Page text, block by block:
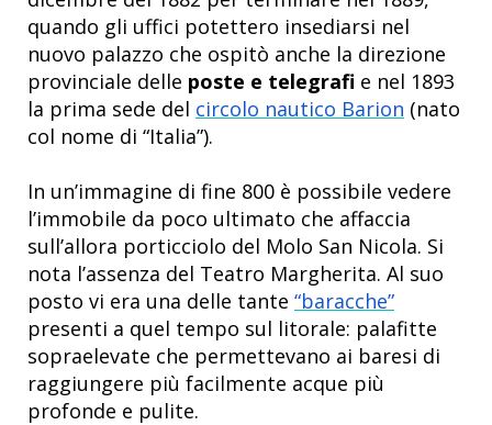
quando gli uffici potettero insediarsi nel
nuovo palazzo che ospitò anche la direzione
provinciale delle poste e telegrafi e nel 1893
la prima sede del circolo nautico Barion (nato
col nome di “Italia”).
In un’immagine di fine 800 è possibile vedere
l’immobile da poco ultimato che affaccia
sull’allora porticciolo del Molo San Nicola. Si
nota l’assenza del Teatro Margherita. Al suo
posto vi era una delle tante “baracche”
presenti a quel tempo sul litorale: palafitte
sopraelevate che permettevano ai baresi di
raggiungere più facilmente acque più
profonde e pulite.